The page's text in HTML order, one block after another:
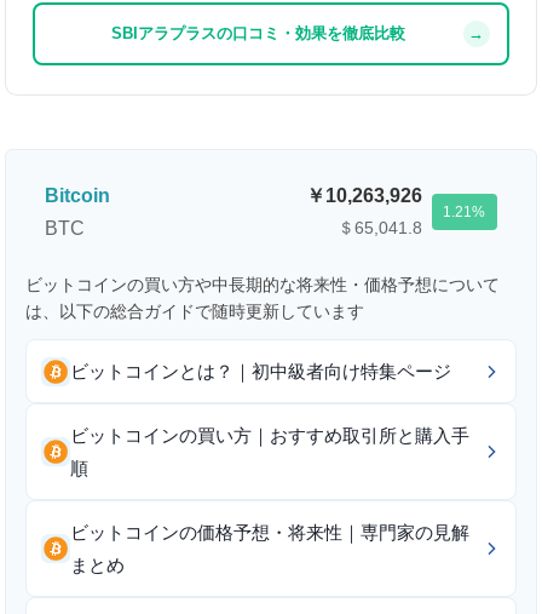
SBIアラプラスの口コミ・効果を徹底比較 →
Bitcoin
BTC
10,263,926
＄65,041.8
1.21
ビットコインの買い方や中長期的な将来性・価格予想について
は、以下の総合ガイドで随時更新しています
ビットコインとは？｜初中級者向け特集ページ
ビットコインの買い方｜おすすめ取引所と購入手
順
ビットコインの価格予想・将来性｜専門家の見解
まとめ